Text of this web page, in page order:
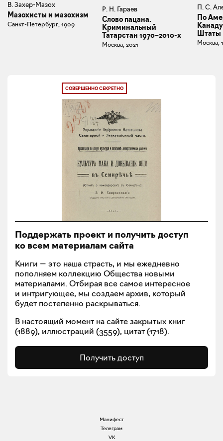
В. Захер-Мазох
Мазохисты и мазохизм
Санкт-Петербург, 1909
Р. Н. Гараев
Слово пацана.
Криминальный
Татарстан 1970–2010-х
Москва, 2021
П. С.
По
Штаты
Москва,
СОВЕРШЕННО СЕКРЕТНО
Поддержать проект и получить доступ
ко всем материалам сайта
Книги — это наша страсть, и мы ежедневно
пополняем коллекцию Общества новыми
материалами. Отбирая все самое интересное
и интригующее, мы создаем архив, который
будет постепенно раскрываться.
В настоящий момент на сайте закрытых книг
(1889), иллюстраций (3559), цитат (1718).
Получить доступ
Манифест
Телеграм
VK